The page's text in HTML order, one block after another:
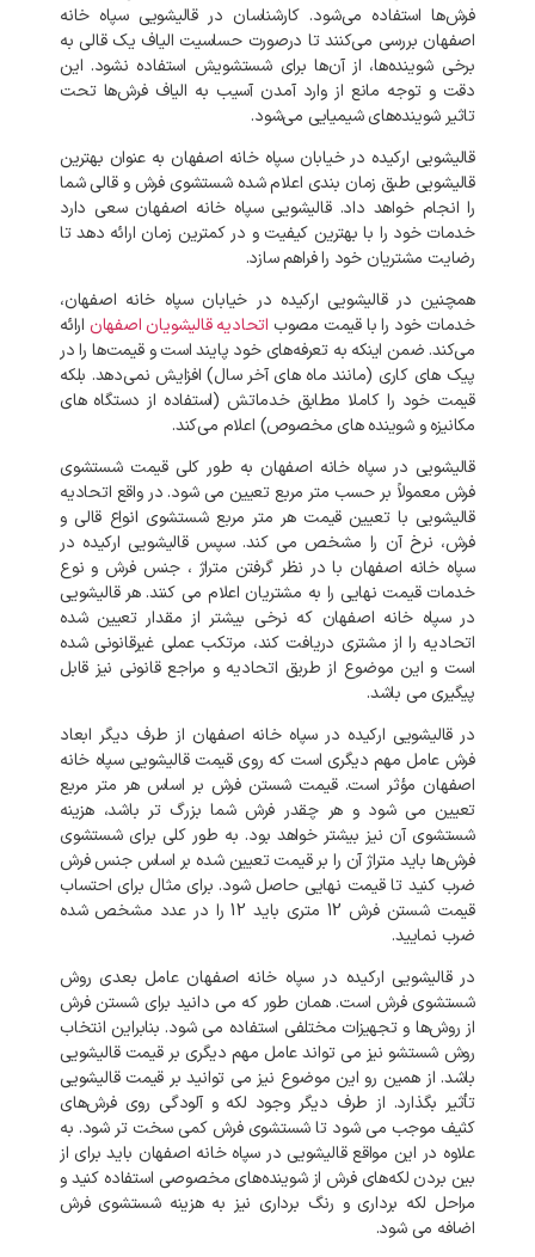
فرش‌ها استفاده می‌شود. کارشناسان در قالیشویی سپاه خانه
اصفهان بررسی می‌کنند تا درصورت حساسیت الیاف یک قالی به
برخی شوینده‌ها، از آن‌ها برای شستشویش استفاده نشود. این
دقت و توجه مانع از وارد آمدن آسیب به الیاف فرش‌ها تحت
تاثیرشوینده‌های شیمیایی می‌شود.
قالیشویی ارکیده در خیابان سپاه خانه اصفهان به عنوان بهترین
قالیشویی طبق زمان بندی اعلام شده شستشوی فرش و قالی شما
را انجام خواهد داد.قالیشویی سپاه خانه اصفهان سعی دارد
خدمات خود را با بهترین کیفیت و در کمترین زمان ارائه دهد تا
رضایت مشتریان خود رافراهمسازد.
همچنین در قالیشویی ارکیده در خیابان سپاه خانه اصفهان،
خدمات خود را باقیمت مصوب اتحادیه قالیشویان اصفهان ارائه
می‌کند. ضمن اینکه به تعرفه‌های خود پایند است و قیمت‌ها را در
پیک‌ های کاری (مانند ماه‌ های آخر سال) افزایش نمی‌دهد. بلکه
قیمت خود را کاملا مطابق خدماتش (استفاده از دستگاه های
مکانیزه و شوینده‌ های مخصوص) اعلام می‌کند.
قالیشویی در سپاه خانه اصفهان به طور کلی قیمت شستشوی
فرش معمولاً برحسب متر مربع تعیین می شود. در واقع اتحادیه
قالیشویی با تعیین قیمت هر متر مربع شستشوی انواع قالی و
فرش، نرخ آن را مشخص می کند.سپس قالیشویی ارکیده در
سپاه خانه اصفهان با در نظر گرفتن متراژ ، جنس فرش و نوع
خدمات قیمت نهایی را به مشتریان اعلام می کنند.هر قالیشویی
در سپاه خانه اصفهان که نرخی بیشتر از مقدار تعیین شده
اتحادیه را از مشتری دریافت کند، مرتکب عملی غیرقانونی شده
است و این موضوع از طریق اتحادیه و مراجع قانونی نیز قابل
پیگیری می باشد.
در قالیشویی ارکیده در سپاه خانه اصفهان از طرف دیگر ابعاد
فرش عامل مهم دیگری است که روی قیمت قالیشویی سپاه خانه
اصفهان مؤثر است.قیمت شستن فرش بر اساس هر متر مربع
تعیین می شود و هر چقدر فرش شما بزرگ تر باشد، هزینه
شستشوی آن نیز بیشتر خواهد بود. به طور کلی برای شستشوی
فرش‌ها باید متراژآن را برقیمت تعیین شده بر اساس جنس فرش
ضرب کنید تا قیمت نهایی حاصل شود. برای مثال برای احتساب
قیمت شستن فرش متری باید12 را در عدد مشخص شده
ضرب نمایید.
در قالیشویی ارکیده در سپاه خانه اصفهان عامل بعدی روش
شستشوی فرش است.همان طور که می دانید برای شستن فرش
از روش‌ها و تجهیزات مختلفی استفاده می شود. بنابراین انتخاب
روش شستشو نیز می تواند عامل مهم دیگری بر قیمت قالیشویی
باشد. از همین رو این موضوع نیز می توانید بر قیمت قالیشویی
تأثیر بگذارد. از طرف دیگر وجود لکه و آلودگی روی فرش‌های
کثیف موجب می شود تا شستشوی فرش کمی سخت ترشود. به
علاوه در این مواقع قالیشویی در سپاه خانه اصفهان باید برای از
بین بردن لکه‌های فرش از شوینده‌های مخصوصی استفاده کنید و
مراحل لکه برداری و رنگ برداری نیز به هزینه شستشوی فرش
اضافه می شود.